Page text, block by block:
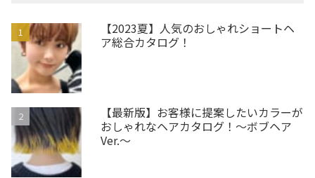
【2023夏】人気のおしゃれショートヘ
ア総合カタログ！
【最新版】お客様に提案したいカラーが
おしゃれなヘアカタログ！～ボブヘア
Ver.～